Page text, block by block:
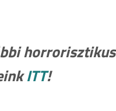
horrorisztikus
ITT!